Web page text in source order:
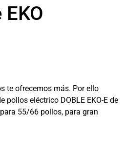
te ofrecemos más. Por ello
pollos eléctrico DOBLE EKO-E de
55/66 pollos, para gran